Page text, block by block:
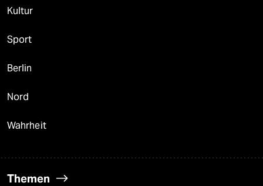
Kultur
Sport
Berlin
Nord
Wahrheit
Themen